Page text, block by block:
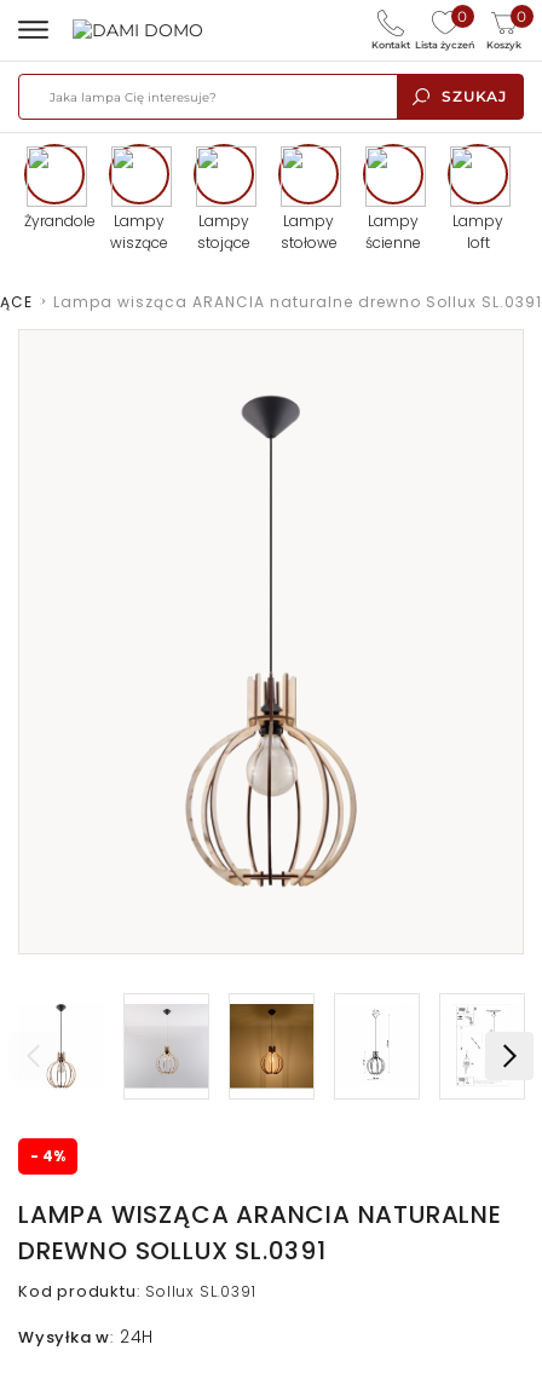
SZUKAJ
0
Lista życzeń
0
Koszyk
Kontakt
Żyrandole
Lampy
wiszące
Lampy
stojące
Lampy
stołowe
Lampy
ścienne
Lampy
loft
> Lampa wisząca ARANCIA naturalne drewno Sollux SL.0391
- 4%
LAMPA WISZĄCA ARANCIA NATURALNE
DREWNO SOLLUX SL.0391
Kod produktu: Sollux SL.0391
Wysyłka w: 24H